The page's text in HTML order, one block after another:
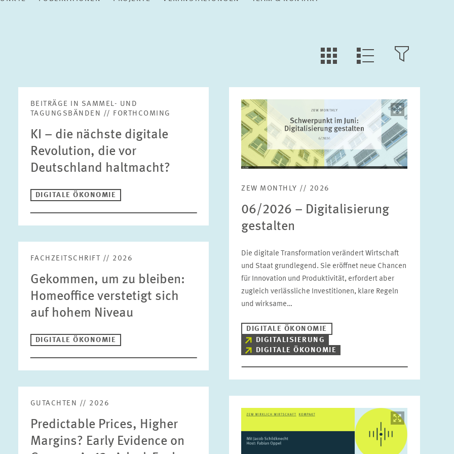
FILTER
LISTEN
KACHEL
Suche
FINANZMÄRKTE
ARBEITSMÄRKTE UND SOZIALVERSICHERUNGEN
DIGITALE ÖKONOMIE
INNOVATIONSÖKONOMIK UND
UNTERNEHMENSDYNAMIK
UMWELT- UND KLIMAÖKONOMIK
UNTERNEHMENSBESTEUERUNG UND ÖFFENTLICHE
FINANZWIRTSCHAFT
GESCHÄFTSFÜHRUNG
Jahr
Bitte wählen
BEITRÄGE IN SAMMEL- UND
TAGUNGSBÄNDEN // FORTHCOMING
KI – die nächste digitale
Revolution, die vor
Deutschland haltmacht?
DIGITALE ÖKONOMIE
Bild
öffnet
in
vergrößerter
Ansicht
ZEW MONTHLY // 2026
06/2026 – Digitalisierung
gestalten
Die digitale Transformation verändert Wirtschaft
und Staat grundlegend. Sie eröffnet neue Chancen
für Innovation und Produktivität, erfordert aber
zugleich verlässliche Investitionen, klare Regeln
und wirksame…
DIGITALE ÖKONOMIE
DIGITALISIERUNG
DIGITALE ÖKONOMIE
FACHZEITSCHRIFT // 2026
Gekommen, um zu bleiben:
Homeoffice verstetigt sich
auf hohem Niveau
DIGITALE ÖKONOMIE
Bild
in
vergrößerter
GUTACHTEN // 2026
Predictable Prices, Higher
Margins? Early Evidence on